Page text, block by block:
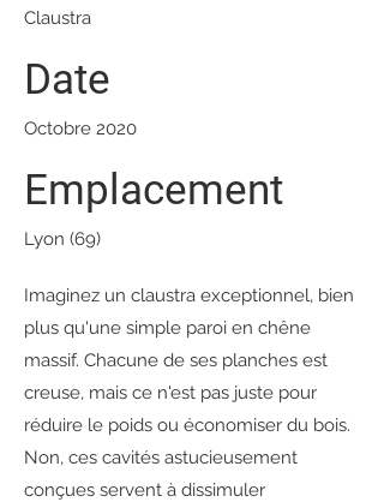
Claustra
Date
Octobre 2020
Emplacement
Lyon (69)
Imaginez un claustra exceptionnel, bien
plus qu'une simple paroi en chêne
massif. Chacune de ses planches est
creuse, mais ce n'est pas juste pour
réduire le poids ou économiser du bois.
Non, ces cavités astucieusement
conçues servent à dissimuler